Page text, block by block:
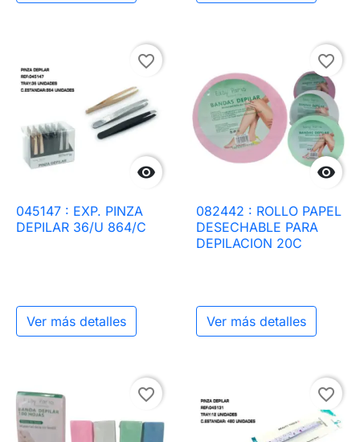

favorite_border
045147 : EXP. PINZA
DEPILAR 36/U 864/C
Ver más detalles

favorite_border
082442 : ROLLO PAPEL
DESECHABLE PARA
DEPILACION 20C
Ver más detalles
favorite_border favorite_border